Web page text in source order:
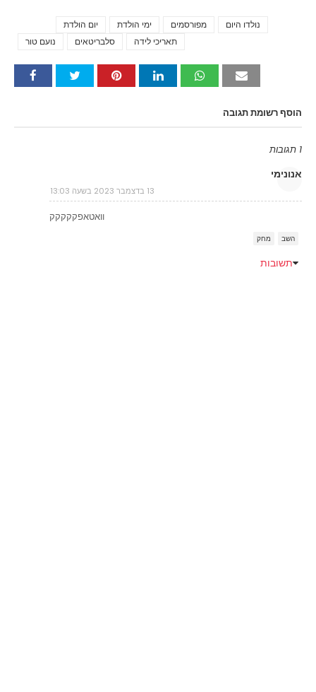
יום הולדת ימי הולדת מפורסמים
נולדו היום
נועם טור
סלבריטאים תאריכי לידה
הוסף רשומת תגובה
1 תגובות
אנונימי
13 בדצמבר 2023 בשעה 13:03
וואטאפקקקקק
השב מחק
תשובות